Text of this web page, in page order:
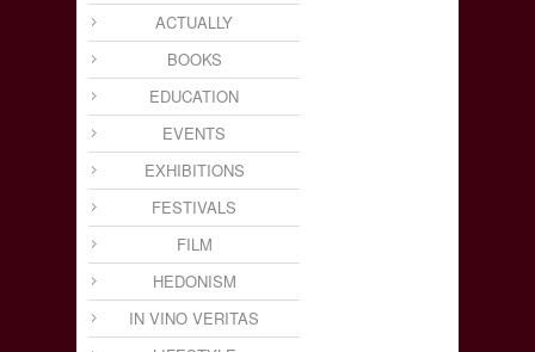
ACTUALLY
BOOKS
EDUCATION
EVENTS
EXHIBITIONS
FESTIVALS
FILM
HEDONISM
IN VINO VERITAS